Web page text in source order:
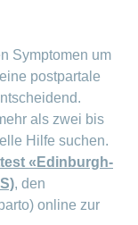
Symptomen um
postpartale
als zwei bis
Hilfe suchen.
«Edinburgh-
, den
online zur